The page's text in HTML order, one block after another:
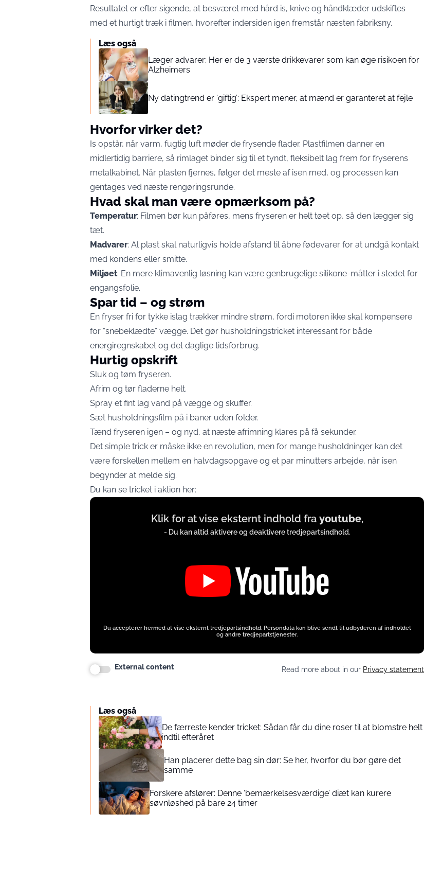
Resultatet er efter sigende, at besværet med hård is, knive og håndklæder udskiftes
med et hurtigt træk i filmen, hvorefter indersiden igen fremstår næsten fabriksny.
Læs også
Læger advarer: Her er de 3 værste drikkevarer som kan øge risikoen for
Alzheimers
Ny datingtrend er ‘giftig’: Ekspert mener, at mænd er garanteret at fejle
Hvorfor virker det?
Is opstår, når varm, fugtig luft møder de frysende flader. Plastfilmen danner en
midlertidig barriere, så rimlaget binder sig til et tyndt, fleksibelt lag frem for fryserens
metalkabinet. Når plasten fjernes, følger det meste af isen med, og processen kan
gentages ved næste rengøringsrunde.
Hvad skal man være opmærksom på?
Temperatur: Filmen bør kun påføres, mens fryseren er helt tøet op, så den lægger sig
tæt.
Madvarer: Al plast skal naturligvis holde afstand til åbne fødevarer for at undgå kontakt
med kondens eller smitte.
Miljøet: En mere klimavenlig løsning kan være genbrugelige silikone-måtter i stedet for
engangsfolie.
Spar tid – og strøm
En fryser fri for tykke islag trækker mindre strøm, fordi motoren ikke skal kompensere
for “snebeklædte” vægge. Det gør husholdningstricket interessant for både
energiregnskabet og det daglige tidsforbrug.
Hurtig opskrift
Sluk og tøm fryseren.
Afrim og tør fladerne helt.
Spray et fint lag vand på vægge og skuffer.
Sæt husholdningsfilm på i baner uden folder.
Tænd fryseren igen – og nyd, at næste afrimning klares på få sekunder.
Det simple trick er måske ikke en revolution, men for mange husholdninger kan det
være forskellen mellem en halvdagsopgave og et par minutters arbejde, når isen
begynder at melde sig.
Du kan se tricket i aktion her:
Display
Klik for at vise eksternt indhold fra youtube,
- Du kan altid aktivere og deaktivere tredjepartsindhold.
Du accepterer hermed at vise eksternt tredjepartsindhold. Persondata kan blive sendt til udbyderen af indholdet
og andre tredjepartstjenester.
External content Read more about in our Privacy statement
Læs også
De færreste kender tricket: Sådan får du dine roser til at blomstre helt
indtil efteråret
Han placerer dette bag sin dør: Se her, hvorfor du bør gøre det
samme
Forskere afslører: Denne ‘bemærkelsesværdige’ diæt kan kurere
søvnløshed på bare 24 timer